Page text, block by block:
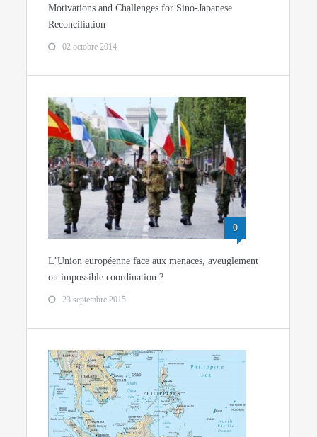
Motivations and Challenges for Sino-Japanese
Reconciliation
02 octobre 2014
0
L’Union européenne face aux menaces, aveuglement
ou impossible coordination ?
23 septembre 2015